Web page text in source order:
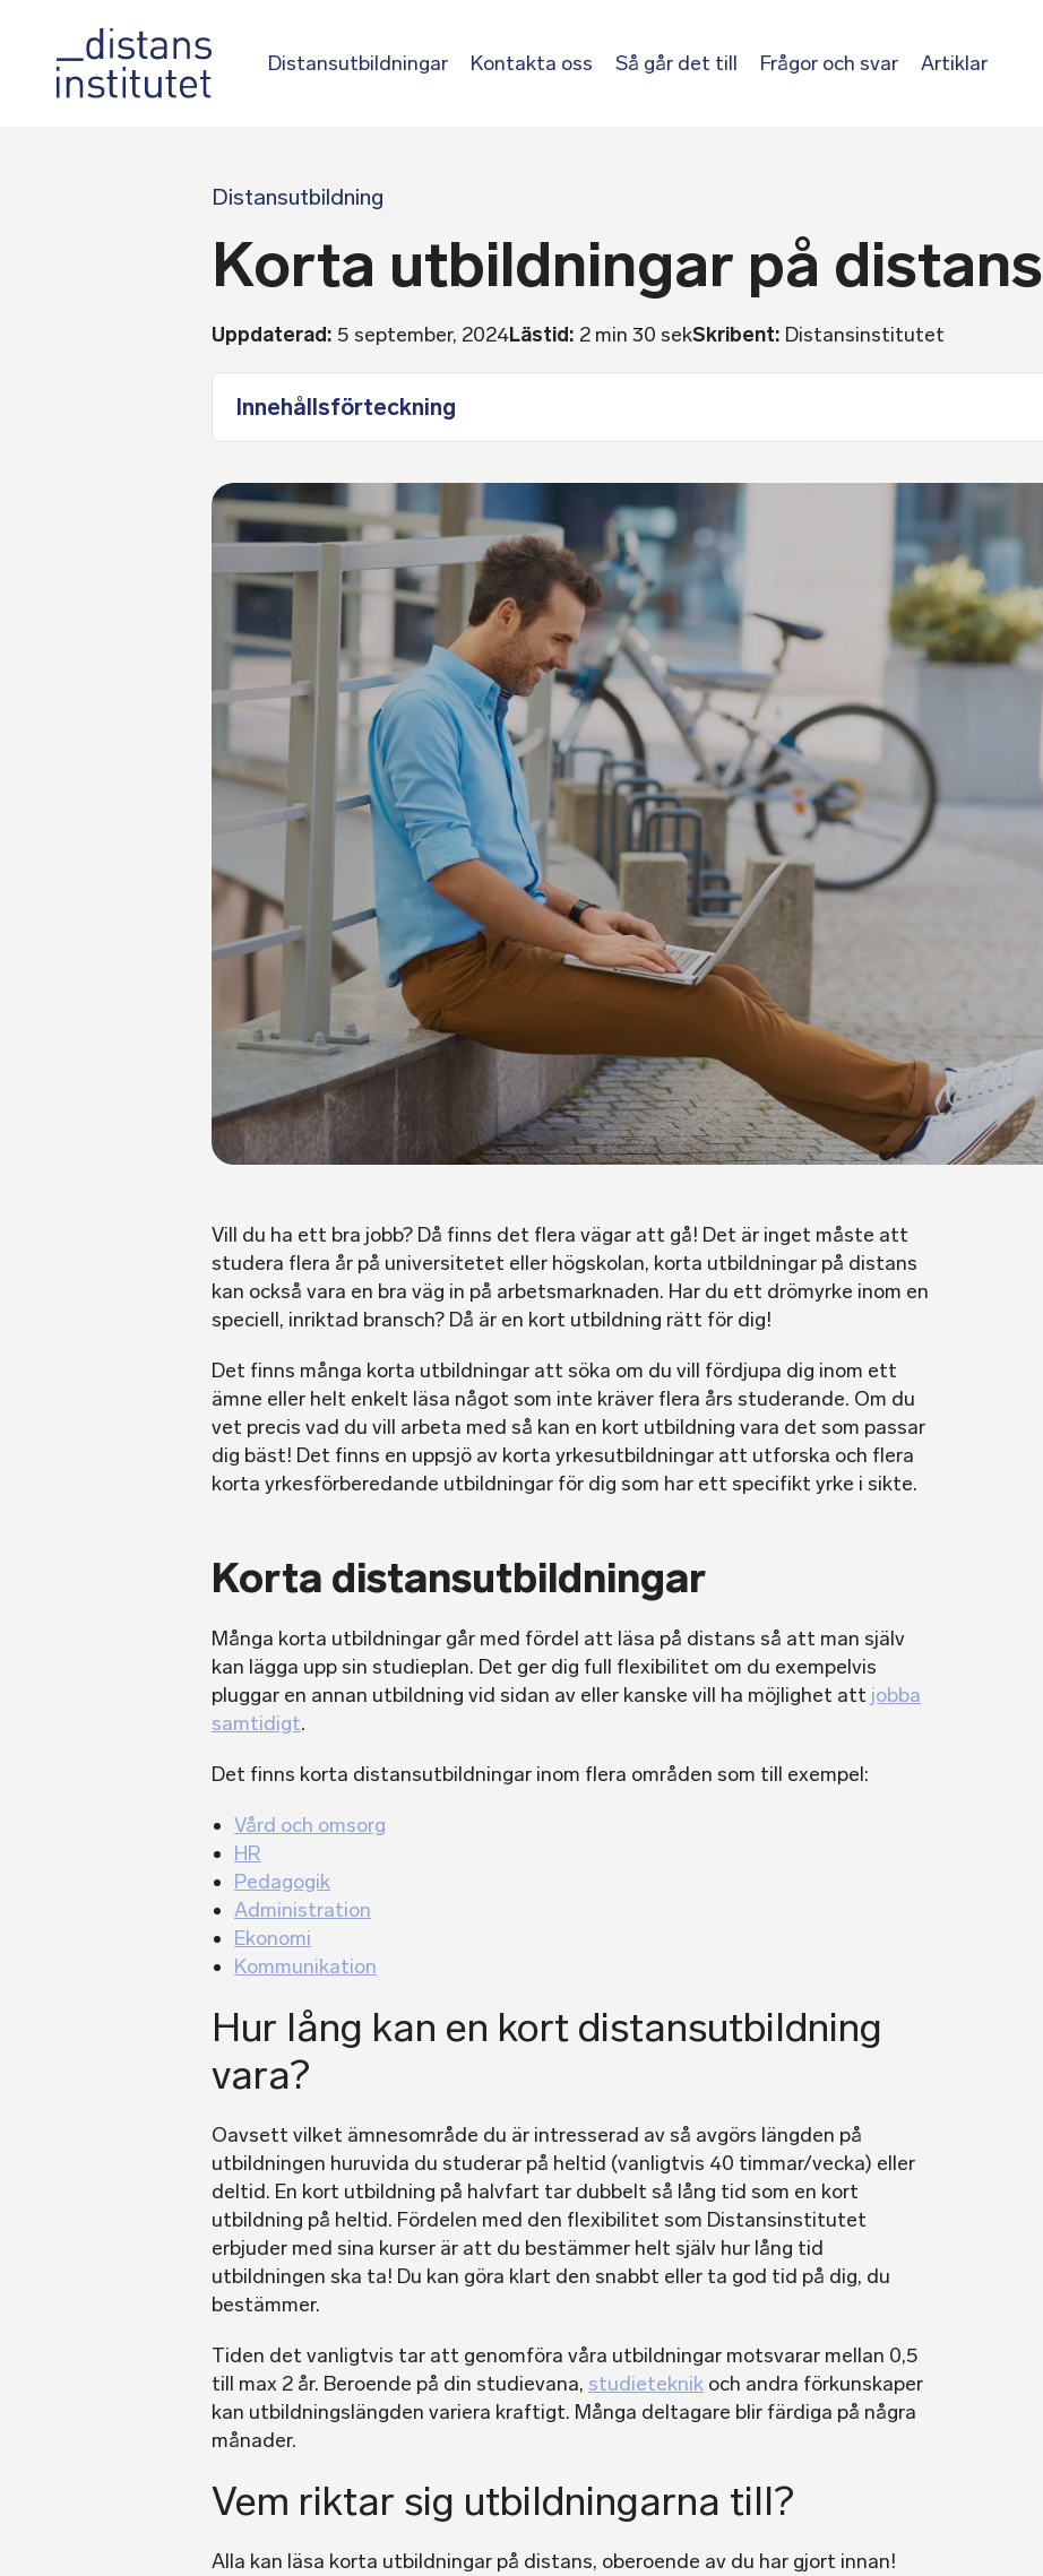
Distansutbildningar Kontakta oss Så går det till Frågor och svar Artiklar
Distansutbildning
Korta utbildningar på distans
Uppdaterad: 5 september, 2024Lästid: 2 min 30 sekSkribent: Distansinstitutet
Innehållsförteckning
Vill du ha ett bra jobb? Då finns det flera vägar att gå! Det är inget måste att
studera flera år på universitetet eller högskolan, korta utbildningar på distans
kan också vara en bra väg in på arbetsmarknaden. Har du ett drömyrke inom en
speciell, inriktad bransch? Då är en kort utbildning rätt för dig!
Det finns många korta utbildningar att söka om du vill fördjupa dig inom ett
ämne eller helt enkelt läsa något som inte kräver flera års studerande. Om du
vet precis vad du vill arbeta med så kan en kort utbildning vara det som passar
dig bäst! Det finns en uppsjö av korta yrkesutbildningar att utforska och flera
korta yrkesförberedande utbildningar för dig som har ett specifikt yrke i sikte.
Korta distansutbildningar
Många korta utbildningar går med fördel att läsa på distans så att man själv
kan lägga upp sin studieplan. Det ger dig full flexibilitet om du exempelvis
pluggar en annan utbildning vid sidan av eller kanske vill ha möjlighet att jobba
samtidigt.
Det finns korta distansutbildningar inom flera områden som till exempel:
Vård och omsorg
HR
Pedagogik
Administration
Ekonomi
Kommunikation
Hur lång kan en kort distansutbildning
vara?
Oavsett vilket ämnesområde du är intresserad av så avgörs längden på
utbildningen huruvida du studerar på heltid (vanligtvis 40 timmar/vecka) eller
deltid. En kort utbildning på halvfart tar dubbelt så lång tid som en kort
utbildning på heltid. Fördelen med den flexibilitet som Distansinstitutet
erbjuder med sina kurser är att du bestämmer helt själv hur lång tid
utbildningen ska ta! Du kan göra klart den snabbt eller ta god tid på dig, du
bestämmer.
Tiden det vanligtvis tar att genomföra våra utbildningar motsvarar mellan 0,5
till max 2 år. Beroende på din studievana, studieteknik och andra förkunskaper
kan utbildningslängden variera kraftigt. Många deltagare blir färdiga på några
månader.
Vem riktar sig utbildningarna till?
Alla kan läsa korta utbildningar på distans, oberoende av du har gjort innan!